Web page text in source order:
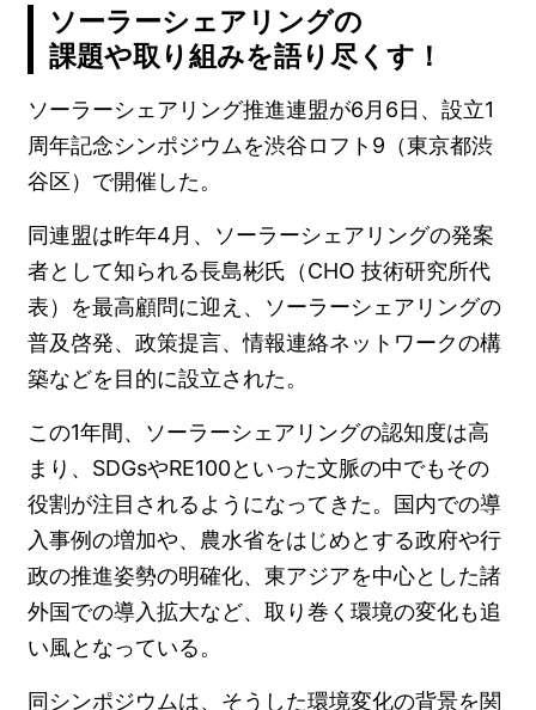
ソーラーシェアリングの
課題や取り組みを語り尽くす！
ソーラーシェアリング推進連盟が6月6日、設立1
周年記念シンポジウムを渋谷ロフト9（東京都渋
谷区）で開催した。
同連盟は昨年4月、ソーラーシェアリングの発案
者として知られる長島彬氏（CHO 技術研究所代
表）を最高顧問に迎え、ソーラーシェアリングの
普及啓発、政策提言、情報連絡ネットワークの構
築などを目的に設立された。
この1年間、ソーラーシェアリングの認知度は高
まり、SDGsやRE100といった文脈の中でもその
役割が注目されるようになってきた。国内での導
入事例の増加や、農水省をはじめとする政府や行
政の推進姿勢の明確化、東アジアを中心とした諸
外国での導入拡大など、取り巻く環境の変化も追
い風となっている。
同シンポジウムは、そうした環境変化の背景を関